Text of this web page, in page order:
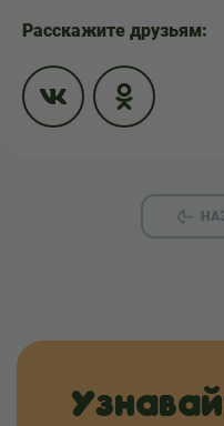
Расскажите друзьям: